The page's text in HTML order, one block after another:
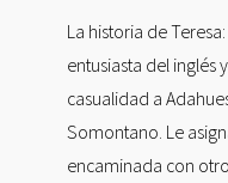
La historia de
entusiasta del inglés
casualidad a
Somontano. Le
encaminada con